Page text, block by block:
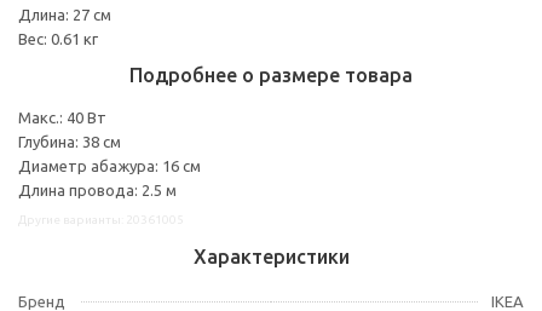
Длина: 27 см
Вес: 0.61 кг
Подробнее о размере товара
Макс.: 40 Вт
Глубина: 38 см
Диаметр абажура: 16 см
Длина провода: 2.5 м
Характеристики
Бренд
IKEA